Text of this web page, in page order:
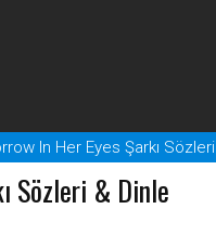
In Her Eyes Şarkı Sözleri
Sözleri & Dinle